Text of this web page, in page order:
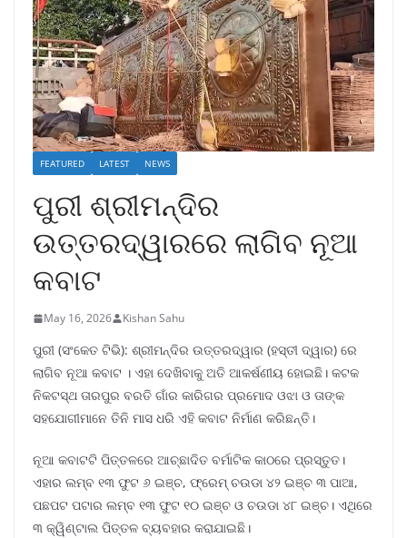
FEATURED LATEST NEWS
ପୁରୀ ଶ୍ରୀମନ୍ଦିର
ଉତ୍ତରଦ୍ୱାରରେ ଲାଗିବ ନୂଆ
କବାଟ
May 16, 2026 Kishan Sahu
ପୁରୀ (ସଂକେତ ଟିଭି): ଶ୍ରୀମନ୍ଦିର ଉତ୍ତରଦ୍ୱାର (ହସ୍ତୀ ଦ୍ୱାର) ରେ
ଲାଗିବ ନୂଆ କବାଟ । ଏହା ଦେଖିବାକୁ ଅତି ଆକର୍ଷଣୀୟ ହୋଇଛି। କଟକ
ନିକଟସ୍ଥ ତାରପୁର ବରତି ଗାଁର କାରିଗର ପ୍ରମୋଦ ଓଝା ଓ ତାଙ୍କ
ସହଯୋଗୀମାନେ ତିନି ମାସ ଧରି ଏହି କବାଟ ନିର୍ମାଣ କରିଛନ୍ତି।
ନୂଆ କବାଟଟି ପିତ୍ତଳରେ ଆଚ୍ଛାଦିତ ବର୍ମାଟିକ କାଠରେ ପ୍ରସ୍ତୁତ।
ଏହାର ଲମ୍ବ ୧୩ ଫୁଟ ୬ ଇଞ୍ଚ, ଫ୍ରେମ୍ ଚଉଡା ୪୨ ଇଞ୍ଚ ୩ ପାଆ,
ପଛପଟ ପଟାର ଲମ୍ବ ୧୩ ଫୁଟ ୧୦ ଇଞ୍ଚ ଓ ଚଉଡା ୪୮ ଇଞ୍ଚ। ଏଥିରେ
୩ କ୍ୱିଣ୍ଟାଲ ପିତ୍ତଳ ବ୍ୟବହାର କରାଯାଇଛି।